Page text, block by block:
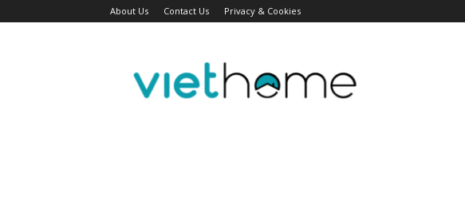
About Us Contact Us Privacy & Cookies
người
Việt